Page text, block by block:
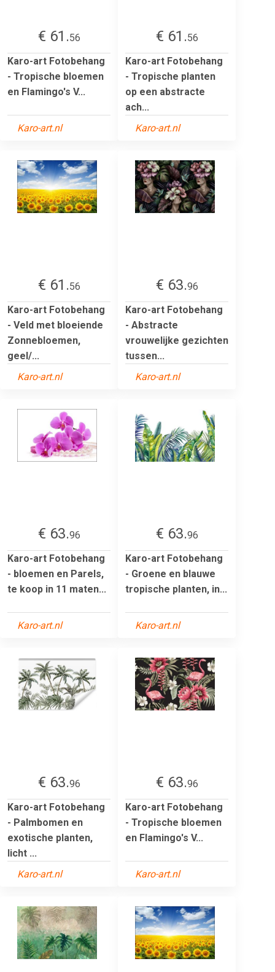
€ 61.56
Karo-art Fotobehang
- Tropische bloemen
en Flamingo's V...
Karo-art.nl
€ 61.56
Karo-art Fotobehang
- Tropische planten
op een abstracte
ach...
Karo-art.nl
€ 61.56
Karo-art Fotobehang
- Veld met bloeiende
Zonnebloemen,
geel/...
Karo-art.nl
€ 63.96
Karo-art Fotobehang
- Abstracte
vrouwelijke gezichten
tussen...
Karo-art.nl
€ 63.96
Karo-art Fotobehang
- bloemen en Parels,
te koop in 11 maten...
Karo-art.nl
€ 63.96
Karo-art Fotobehang
- Groene en blauwe
tropische planten, in...
Karo-art.nl
€ 63.96
Karo-art Fotobehang
- Palmbomen en
exotische planten,
licht ...
Karo-art.nl
€ 63.96
Karo-art Fotobehang
- Tropische bloemen
en Flamingo's V...
Karo-art.nl